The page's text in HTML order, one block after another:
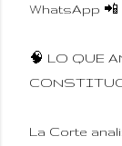
WhatsApp 📲
🧠 LO QUE
La Corte